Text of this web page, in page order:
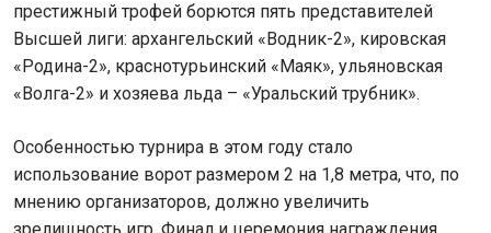
престижный трофей борются пять представителей
Высшей лиги: архангельский «Водник-2», кировская
«Родина-2», краснотурьинский «Маяк», ульяновская
«Волга-2» и хозяева льда – «Уральский трубник».
Особенностью турнира в этом году стало
использование ворот размером 2 на 1,8 метра, что, по
мнению организаторов, должно увеличить